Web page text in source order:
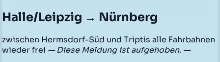
Halle/Leipzig → Nürnberg
zwischen Hermsdorf-Süd und Triptis alle Fahrbahnen
wieder frei — Diese Meldung ist aufgehoben. —